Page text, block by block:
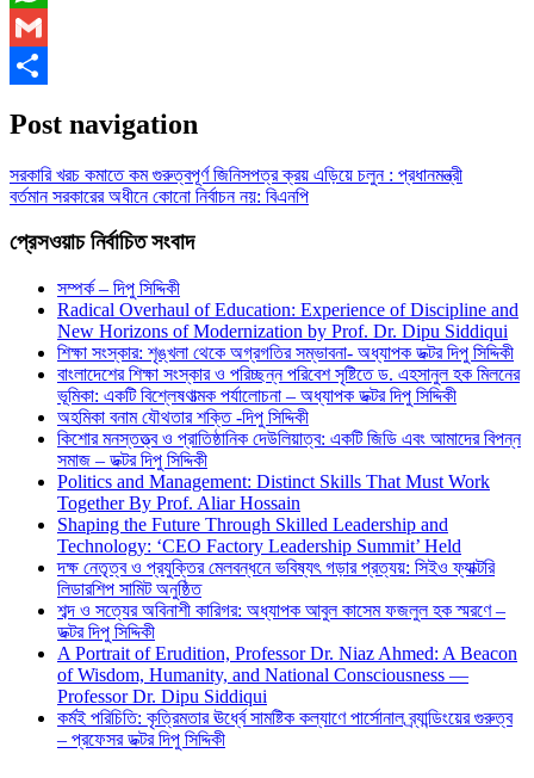
WhatsApp
Gmail
Post navigation
সরকারি খরচ কমাতে কম গুরুত্বপূর্ণ জিনিসপত্র ক্রয় এড়িয়ে চলুন : প্রধানমন্ত্রী
বর্তমান সরকারের অধীনে কোনো নির্বাচন নয়: বিএনপি
প্রেসওয়াচ নির্বাচিত সংবাদ
সম্পর্ক – দিপু সিদ্দিকী
Radical Overhaul of Education: Experience of Discipline and
New Horizons of Modernization by Prof. Dr. Dipu Siddiqui
শিক্ষা সংস্কার: শৃঙ্খলা থেকে অগ্রগতির সম্ভাবনা- অধ্যাপক ডক্টর দিপু সিদ্দিকী
বাংলাদেশের শিক্ষা সংস্কার ও পরিচ্ছন্ন পরিবেশ সৃষ্টিতে ড. এহসানুল হক মিলনের
ভূমিকা: একটি বিশ্লেষণাত্মক পর্যালোচনা – অধ্যাপক ডক্টর দিপু সিদ্দিকী
অহমিকা বনাম যৌথতার শক্তি -দিপু সিদ্দিকী
কিশোর মনস্তত্ত্ব ও প্রাতিষ্ঠানিক দেউলিয়াত্ব: একটি জিডি এবং আমাদের বিপন্ন
সমাজ – ডক্টর দিপু সিদ্দিকী
Politics and Management: Distinct Skills That Must Work
Together By Prof. Aliar Hossain
Shaping the Future Through Skilled Leadership and
Technology: ‘CEO Factory Leadership Summit’ Held
দক্ষ নেতৃত্ব ও প্রযুক্তির মেলবন্ধনে ভবিষ্যৎ গড়ার প্রত্যয়: সিইও ফ্যাক্টরি
লিডারশিপ সামিট অনুষ্ঠিত
শব্দ ও সত্যের অবিনাশী কারিগর: অধ্যাপক আবুল কাসেম ফজলুল হক স্মরণে –
ডক্টর দিপু সিদ্দিকী
A Portrait of Erudition, Professor Dr. Niaz Ahmed: A Beacon
of Wisdom, Humanity, and National Consciousness —
Professor Dr. Dipu Siddiqui
কর্মই পরিচিতি: কৃত্রিমতার ঊর্ধ্বে সামষ্টিক কল্যাণে পার্সোনাল ব্র্যান্ডিংয়ের গুরুত্ব
– প্রফেসর ডক্টর দিপু সিদ্দিকী